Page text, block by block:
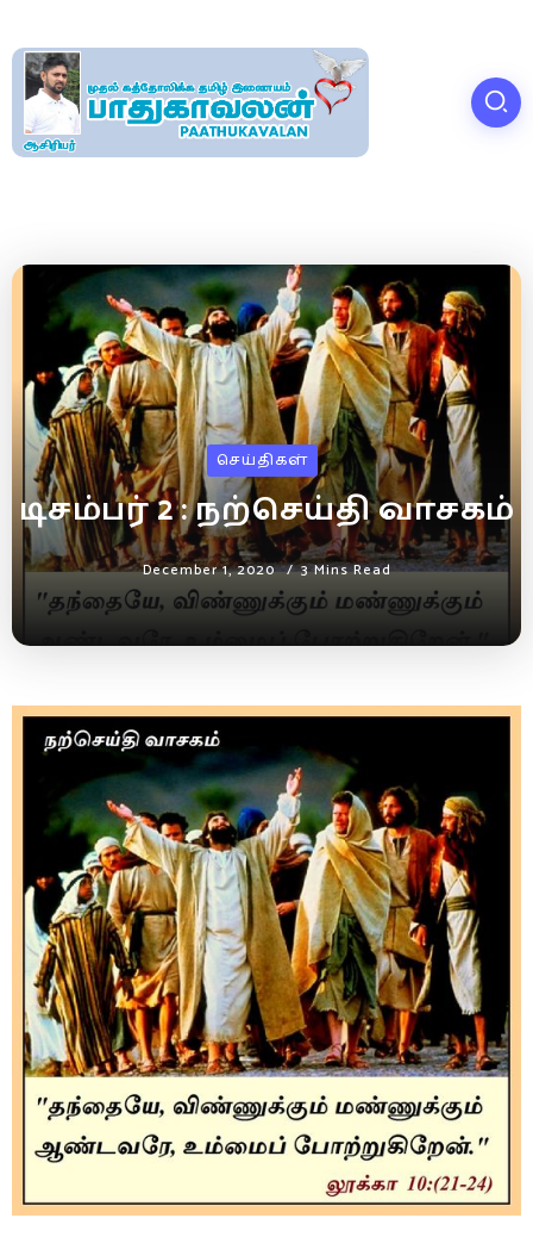
செய்திகள்
டிசம்பர் 2 : நற்செய்தி வாசகம்
December 1, 2020 3 Mins Read